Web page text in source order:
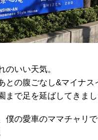
のいい天気。
との腹ごなし&マイナス
まで足を延ばしてきまし
僕の愛車のママチャリ